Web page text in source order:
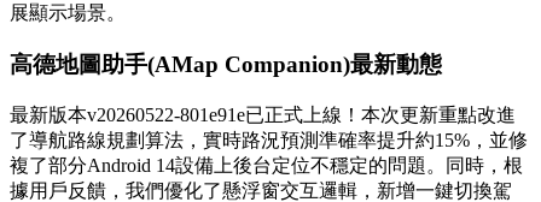
展顯示場景。
高德地圖助手(AMap Companion)最新動態
最新版本v20260522-801e91e已正式上線！本次更新重點改進
了導航路線規劃算法，實時路況預測準確率提升約15%，並修
複了部分Android 14設備上後台定位不穩定的問題。同時，根
據用戶反饋，我們優化了懸浮窗交互邏輯，新增一鍵切換駕